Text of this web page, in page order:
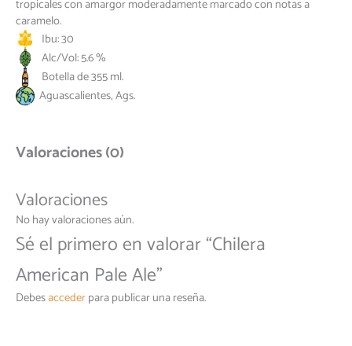
tropicales con amargor moderadamente marcado con notas a
caramelo.
Ibu: 30
Alc/Vol: 5.6 %
Botella de 355 ml.
Aguascalientes, Ags.
Valoraciones (0)
Valoraciones
No hay valoraciones aún.
Sé el primero en valorar “Chilera
American Pale Ale”
Debesaccederpara publicar una reseña.